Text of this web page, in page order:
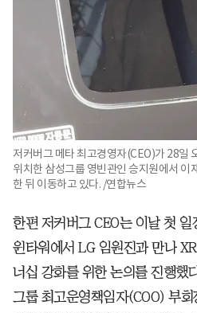
저커버그 메타 최고경영자(CEO)가 28일
위치한 삼성그룹 영빈관인 승지원에서 이
한 뒤 이동하고 있다. /연합뉴스
한편 저커버그 CEO는 이날 첫
윈타워에서 LG 임원진과 만나
너십 강화를 위한 논의를 진행했
그룹 최고운영책임자(COO) 부